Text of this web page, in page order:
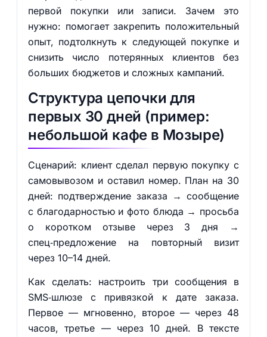
первой покупки или записи. Зачем это
нужно: помогает закрепить положительный
опыт, подтолкнуть к следующей покупке и
снизить число потерянных клиентов без
больших бюджетов и сложных кампаний.
Структура цепочки для
первых 30 дней (пример:
небольшой кафе в Мозыре)
Сценарий: клиент сделал первую покупку с
самовывозом и оставил номер. План на 30
дней: подтверждение заказа → сообщение
с благодарностью и фото блюда → просьба
о коротком отзыве через 3 дня →
спец‑предложение на повторный визит
через 10–14 дней.
Как сделать: настроить три сообщения в
SMS‑шлюзе с привязкой к дате заказа.
Первое — мгновенно, второе — через 48
часов, третье — через 10 дней. В тексте